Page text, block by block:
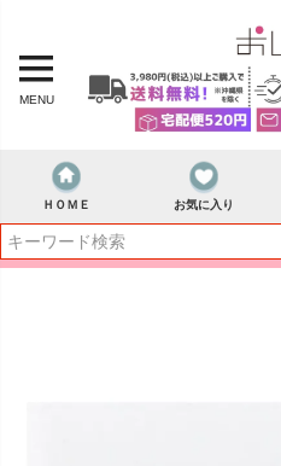
MENU
ＨＯＭＥ お気に入り